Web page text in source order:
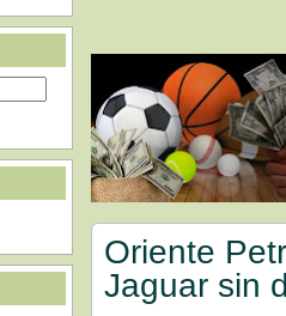
Oriente
Jaguar sin